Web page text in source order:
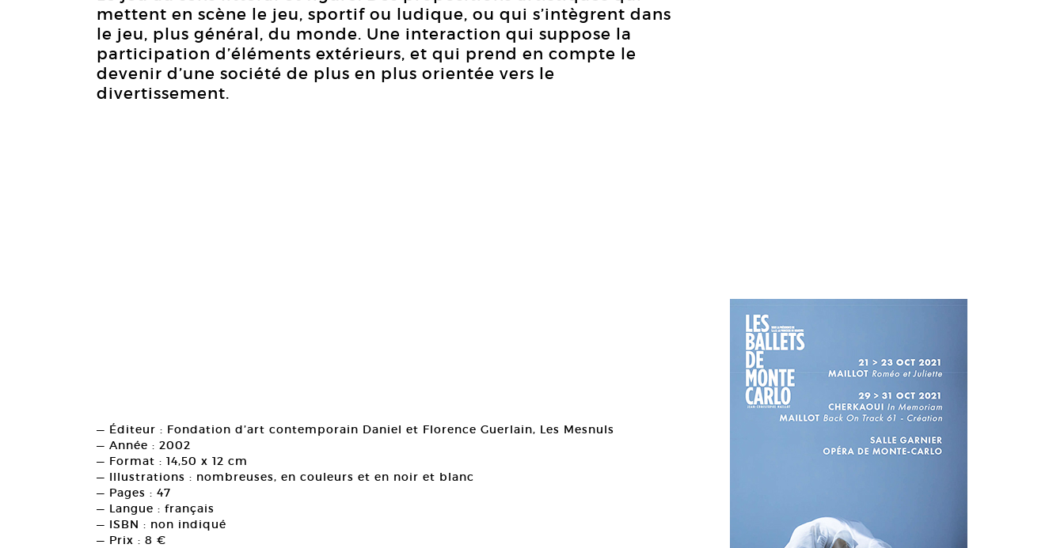
mettent en scène le jeu, sportif ou ludique, ou qui s’intègrent dans
le jeu, plus général, du monde. Une interaction qui suppose la
participation d’éléments extérieurs, et qui prend en compte le
devenir d’une société de plus en plus orientée vers le
divertissement.
— Éditeur : Fondation d’art contemporain Daniel et Florence Guerlain, Les Mesnuls
— Année : 2002
— Format : 14,50 x 12 cm
— Illustrations : nombreuses, en couleurs et en noir et blanc
— Pages : 47
— Langue : français
— ISBN : non indiqué
— Prix : 8 €